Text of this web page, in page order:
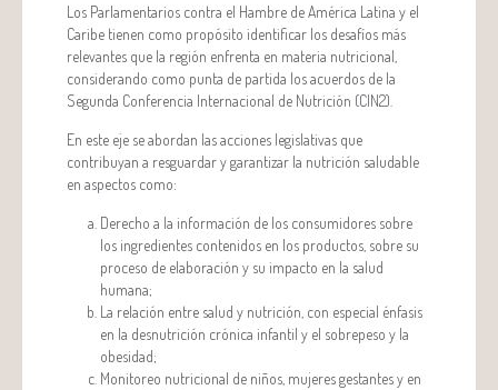
Los Parlamentarios contra el Hambre de América Latina y el
Caribe tienen como propósito identificar los desafíos más
relevantes que la región enfrenta en materia nutricional,
considerando como punta de partida los acuerdos de la
Segunda Conferencia Internacional de Nutrición (CIN2).
En este eje se abordan las acciones legislativas que
contribuyan a resguardar y garantizar la nutrición saludable
en aspectos como:
Derecho a la información de los consumidores sobre
los ingredientes contenidos en los productos, sobre su
proceso de elaboración y su impacto en la salud
humana;
La relación entre salud y nutrición, con especial énfasis
en la desnutrición crónica infantil y el sobrepeso y la
obesidad;
Monitoreo nutricional de niños, mujeres gestantes y en